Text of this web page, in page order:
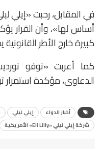
في المقابل، رحبت «إيلي
أساس لها»، وأن القرار
كبيرة خارج الأطر القانونية
كما أعربت «نوفو
الدعاوى، مؤكدة استمرار
أخبار الدواء إيلي ليلي
شركة إيلي ليلي «Eli Lilly» الأمريكية